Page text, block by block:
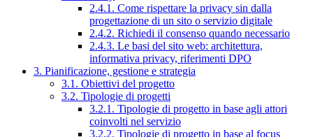
2.4.1. Come rispettare la privacy sin dalla
progettazione di un sito o servizio digitale
2.4.2. Richiedi il consenso quando necessario
2.4.3. Le basi del sito web: architettura,
informativa privacy, riferimenti DPO
3. Pianificazione, gestione e strategia
3.1. Obiettivi del progetto
3.2. Tipologie di progetti
3.2.1. Tipologie di progetto in base agli attori
coinvolti nel servizio
3.2.2. Tipologie di progetto in base al focus